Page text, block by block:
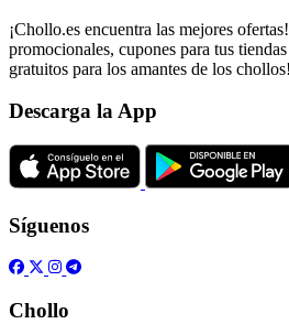
¡Chollo.es encuentra las mejores
promocionales, cupones para tus
gratuitos para los amantes de los chollos!
Descarga la App
Síguenos
Chollo